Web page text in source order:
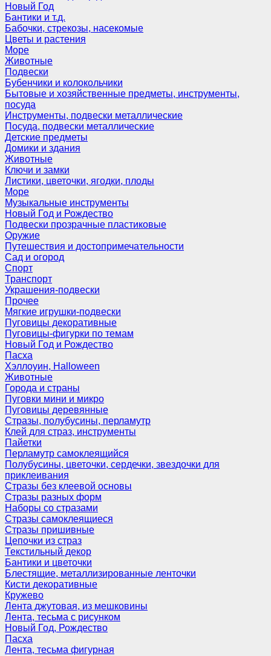
Новый Год
Бантики и т.д.
Бабочки, стрекозы, насекомые
Цветы и растения
Море
Животные
Подвески
Бубенчики и колокольчики
Бытовые и хозяйственные предметы, инструменты,
посуда
Инструменты, подвески металлические
Посуда, подвески металлические
Детские предметы
Домики и здания
Животные
Ключи и замки
Листики, цветочки, ягодки, плоды
Море
Музыкальные инструменты
Новый Год и Рождество
Подвески прозрачные пластиковые
Оружие
Путешествия и достопримечательности
Сад и огород
Спорт
Транспорт
Украшения-подвески
Прочее
Мягкие игрушки-подвески
Пуговицы декоративные
Пуговицы-фигурки по темам
Новый Год и Рождество
Пасха
Хэллоуин, Halloween
Животные
Города и страны
Пуговки мини и микро
Пуговицы деревянные
Стразы, полубусины, перламутр
Клей для страз, инструменты
Пайетки
Перламутр самоклеящийся
Полубусины, цветочки, сердечки, звездочки для
приклеивания
Стразы без клеевой основы
Стразы разных форм
Наборы со стразами
Стразы самоклеящиеся
Стразы пришивные
Цепочки из страз
Текстильный декор
Бантики и цветочки
Блестящие, металлизированные ленточки
Кисти декоративные
Кружево
Лента джутовая, из мешковины
Лента, тесьма с рисунком
Новый Год, Рождество
Пасха
Лента, тесьма фигурная